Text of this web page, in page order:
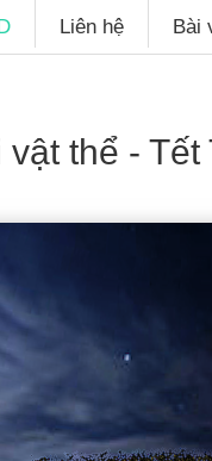
Liên hệ Bài
thể - Tết